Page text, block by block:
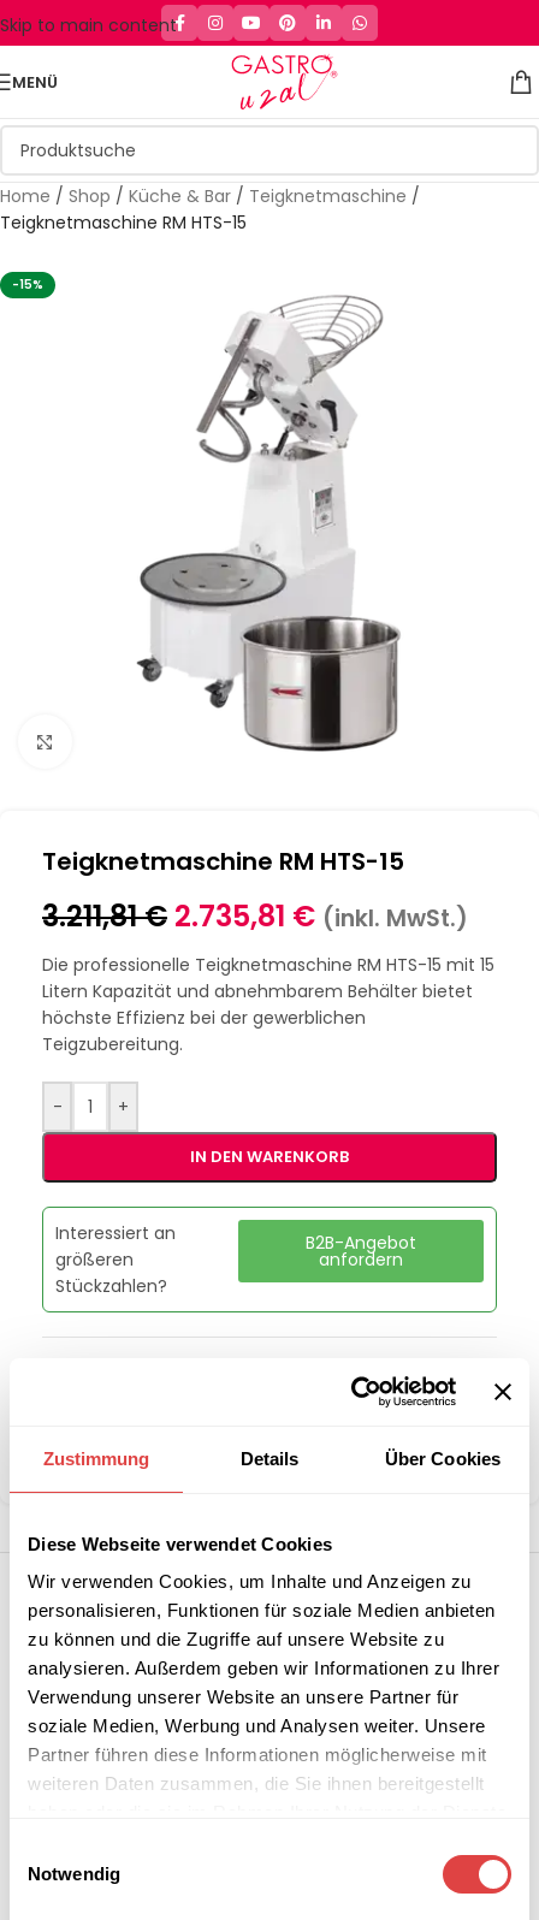
Zustimmung Details Über Cookies
Diese Webseite verwendet Cookies
Wir verwenden Cookies, um Inhalte und Anzeigen zu
personalisieren, Funktionen für soziale Medien anbieten
zu können und die Zugriffe auf unsere Website zu
analysieren. Außerdem geben wir Informationen zu Ihrer
Verwendung unserer Website an unsere Partner für
soziale Medien, Werbung und Analysen weiter. Unsere
Partner führen diese Informationen möglicherweise mit
weiteren Daten zusammen, die Sie ihnen bereitgestellt
Notwendig
Skip to main content
MENÜ
Home / Shop / Küche & Bar / Teigknetmaschine /
Teigknetmaschine RM HTS-15
-15%
Klick zum Vergrößern
Teigknetmaschine RM HTS-15
3.211,81€ 2.735,81 € (inkl. MwSt.)
Die professionelle Teigknetmaschine RM HTS-15 mit 15
Litern Kapazität und abnehmbarem Behälter bietet
höchste Effizienz bei der gewerblichen
Teigzubereitung.
- +
IN DEN WARENKORB
Interessiert an
größeren
Stückzahlen?
B2B-Angebot
anfordern
Teilen: